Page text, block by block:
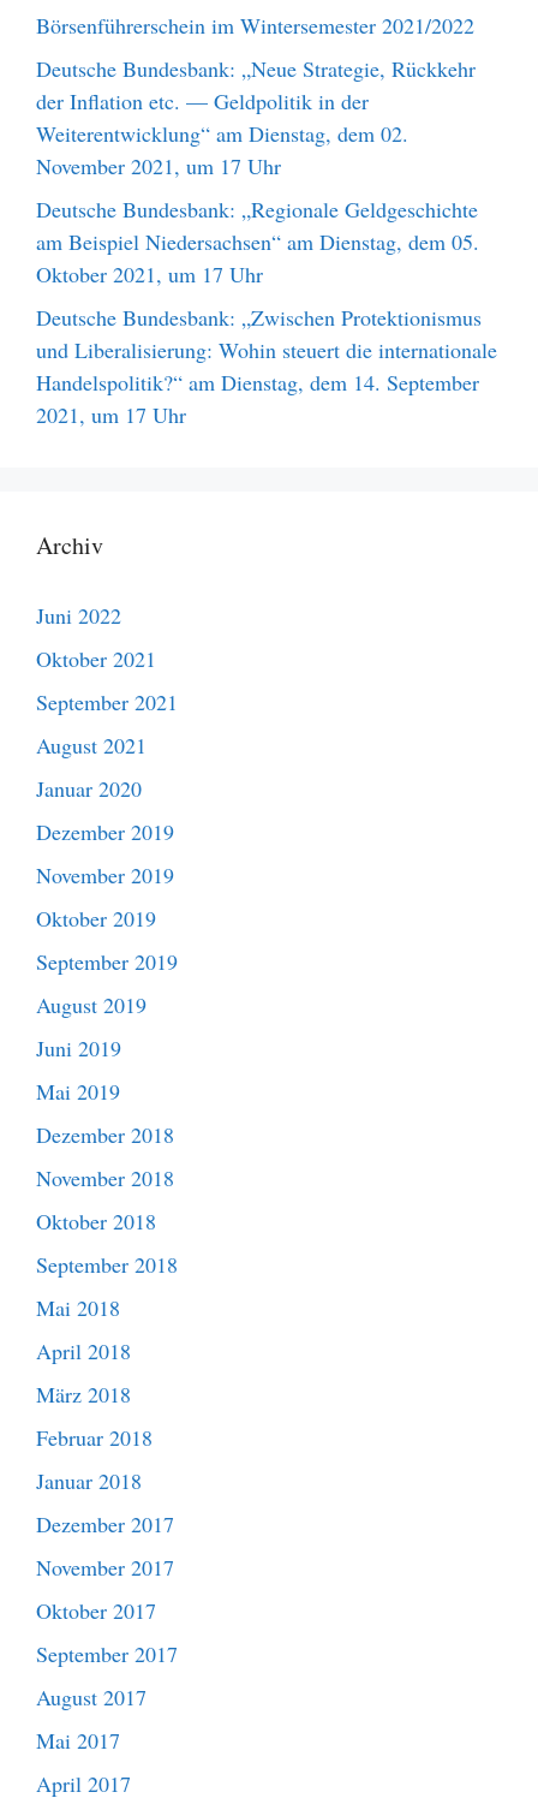
Börsenführerschein im Wintersemester 2021/2022
Deutsche Bundesbank: „Neue Strategie, Rückkehr
der Inflation etc. — Geldpolitik in der
Weiterentwicklung“ am Dienstag, dem 02.
November 2021, um 17 Uhr
Deutsche Bundesbank: „Regionale Geldgeschichte
am Beispiel Niedersachsen“ am Dienstag, dem 05.
Oktober 2021, um 17 Uhr
Deutsche Bundesbank: „Zwischen Protektionismus
und Liberalisierung: Wohin steuert die internationale
Handelspolitik?“ am Dienstag, dem 14. September
2021, um 17 Uhr
Archiv
Juni 2022
Oktober 2021
September 2021
August 2021
Januar 2020
Dezember 2019
November 2019
Oktober 2019
September 2019
August 2019
Juni 2019
Mai 2019
Dezember 2018
November 2018
Oktober 2018
September 2018
Mai 2018
April 2018
März 2018
Februar 2018
Januar 2018
Dezember 2017
November 2017
Oktober 2017
September 2017
August 2017
Mai 2017
April 2017